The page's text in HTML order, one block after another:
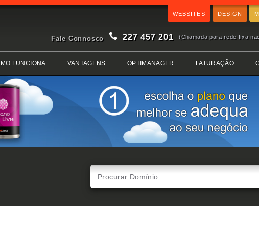
DESIGN
WEBSITES
Fale Connosco 227 457 201 (Chamada para rede fixa
FUNCIONA VANTAGENS OPTIMANAGER FATURAÇÃO